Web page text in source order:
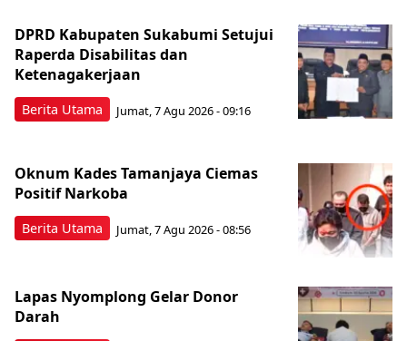
Berita Utama
DPRD Kabupaten Sukabumi Setujui
Raperda Disabilitas dan
Ketenagakerjaan
Jumat, 7 Agu 2026 - 09:16
Berita Utama
Oknum Kades Tamanjaya Ciemas
Positif Narkoba
Jumat, 7 Agu 2026 - 08:56
Lapas Nyomplong Gelar Donor
Darah